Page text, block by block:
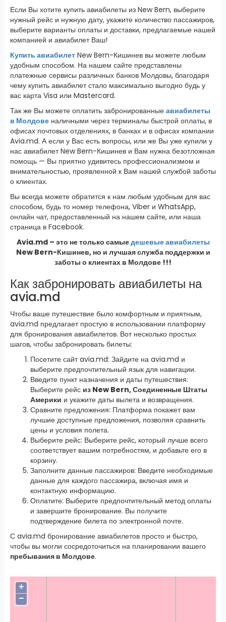
Если Вы хотите купить авиабилеты из New Bern, выберите
нужный рейс и нужную дату, укажите количество пассажиров,
выберите варианты оплаты и доставки, предлагаемые нашей
компанией и авиабилет Ваш!
Купить авиабилет New Bern-Кишинев вы можете любым
удобным способом. На нашем сайте представлены
платежные сервисы различных банков Молдовы, благодаря
чему купить авиабилет стало максимально выгодно будь у
вас карта Visa или Mastercard.
Так же Вы можете оплатить забронированные авиабилеты
в Молдове наличными через терминалы быстрой оплаты, в
офисах почтовых отделениях, в банках и в офисах компании
Avia.md. А если у Вас есть вопросы, или же Вы уже купили у
нас авиабилет New Bern-Кишинев и Вам нужна безотложная
помощь — Вы приятно удивитесь профессионализмом и
внимательностью, проявленной к Вам нашей службой заботы
о клиентах.
Вы всегда можете обратится к нам любым удобным для вас
способом, будь то номер телефона, Viber и WhatsApp,
онлайн чат, предоставленный на нашем сайте, или наша
страница в Facebook.
Avia.md – это не только самыедешевые авиабилеты
New Bern-Кишинев, но и лучшая служба поддержки и
заботы о клиентах в Молдове !!!
Как забронировать авиабилеты на
avia.md
Чтобы ваше путешествие было комфортным и приятным,
avia.md предлагает простую в использовании платформу
для бронирования авиабилетов. Вот несколько простых
шагов, чтобы забронировать билеты:
Посетите сайт avia.md: Зайдите на avia.md и
выберите предпочтительный язык для навигации.
Введите пункт назначения и даты путешествия:
Выберите рейс из New Bern, Соединенные Штаты
Америки и укажите даты вылета и возвращения.
Сравните предложения: Платформа покажет вам
лучшие доступные предложения, позволяя сравнить
цены и условия полета.
Выберите рейс: Выберите рейс, который лучше всего
соответствует вашим потребностям, и добавьте его в
корзину.
Заполните данные пассажиров: Введите необходимые
данные для каждого пассажира, включая имя и
контактную информацию.
Оплатите: Выберите предпочтительный метод оплаты
и завершите бронирование. Вы получите
подтверждение билета по электронной почте.
С avia.md бронирование авиабилетов просто и быстро,
чтобы вы могли сосредоточиться на планировании вашего
пребывания в Молдове.
+
−